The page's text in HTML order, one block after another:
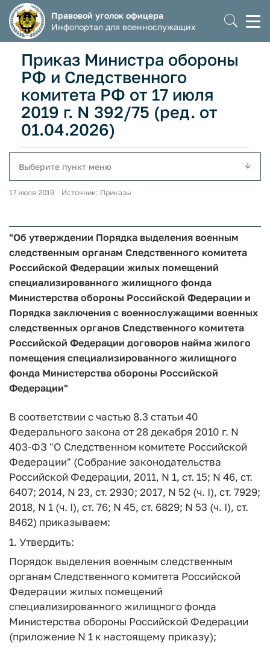
Правовой уголок офицера
Инфопортал для военнослужащих
Приказ Министра обороны
РФ и Следственного
комитета РФ от 17 июля
2019 г. N 392/75 (ред. от
01.04.2026)
Выберите пункт меню
17 июля 2019 Источник: Приказы
"Об утверждении Порядка выделения военным
следственным органам Следственного комитета
Российской Федерации жилых помещений
специализированного жилищного фонда
Министерства обороны Российской Федерации и
Порядка заключения с военнослужащими военных
следственных органов Следственного комитета
Российской Федерации договоров найма жилого
помещения специализированного жилищного
фонда Министерства обороны Российской
Федерации"
В соответствии с частью 8.3 статьи 40
Федерального закона от 28 декабря 2010 г. N
403-ФЗ "О Следственном комитете Российской
Федерации" (Собрание законодательства
Российской Федерации, 2011, N 1, ст. 15; N 46, ст.
6407; 2014, N 23, ст. 2930; 2017, N 52 (ч. I), ст. 7929;
2018, N 1 (ч. I), ст. 76; N 45, ст. 6829; N 53 (ч. I), ст.
8462) приказываем:
1. Утвердить:
Порядок выделения военным следственным
органам Следственного комитета Российской
Федерации жилых помещений
специализированного жилищного фонда
Министерства обороны Российской Федерации
(приложение N 1 к настоящему приказу);